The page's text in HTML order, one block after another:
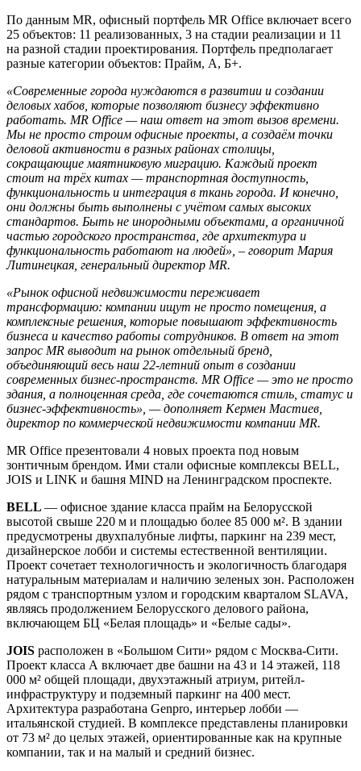
По данным MR, офисный портфель MR Office включает всего
25 объектов: 11 реализованных, 3 на стадии реализации и 11
на разной стадии проектирования. Портфель предполагает
разные категории объектов: Прайм, А, Б+.
«Современные города нуждаются в развитии и создании
деловых хабов, которые позволяют бизнесу эффективно
работать. MR Office — наш ответ на этот вызов времени.
Мы не просто строим офисные проекты, а создаём точки
деловой активности в разных районах столицы,
сокращающие маятниковую миграцию. Каждый проект
стоит на трёх китах — транспортная доступность,
функциональность и интеграция в ткань города. И конечно,
они должны быть выполнены с учётом самых высоких
стандартов. Быть не инородными объектами, а органичной
частью городского пространства, где архитектура и
функциональность работают на людей», – говорит Мария
Литинецкая, генеральный директор MR.
«Рынок офисной недвижимости переживает
трансформацию: компании ищут не просто помещения, а
комплексные решения, которые повышают эффективность
бизнеса и качество работы сотрудников. В ответ на этот
запрос MR выводит на рынок отдельный бренд,
объединяющий весь наш 22-летний опыт в создании
современных бизнес-пространств. MR Office — это не просто
здания, а полноценная среда, где сочетаются стиль, статус и
бизнес-эффективность», — дополняет Кермен Мастиев,
директор по коммерческой недвижимости компании MR.
MR Office презентовали 4 новых проекта под новым
зонтичным брендом. Ими стали офисные комплексы BELL,
JOIS и LINK и башня MIND на Ленинградском проспекте.
BELL — офисное здание класса прайм на Белорусской
высотой свыше 220 м и площадью более 85 000 м². В здании
предусмотрены двухпалубные лифты, паркинг на 239 мест,
дизайнерское лобби и системы естественной вентиляции.
Проект сочетает технологичность и экологичность благодаря
натуральным материалам и наличию зеленых зон. Расположен
рядом с транспортным узлом и городским кварталом SLAVA,
являясь продолжением Белорусского делового района,
включающем БЦ «Белая площадь» и «Белые сады».
JOIS расположен в «Большом Сити» рядом с Москва-Сити.
Проект класса А включает две башни на 43 и 14 этажей, 118
000 м² общей площади, двухэтажный атриум, ритейл-
инфраструктуру и подземный паркинг на 400 мест.
Архитектура разработана Genpro, интерьер лобби —
итальянской студией. В комплексе представлены планировки
от 73 м² до целых этажей, ориентированные как на крупные
компании, так и на малый и средний бизнес.